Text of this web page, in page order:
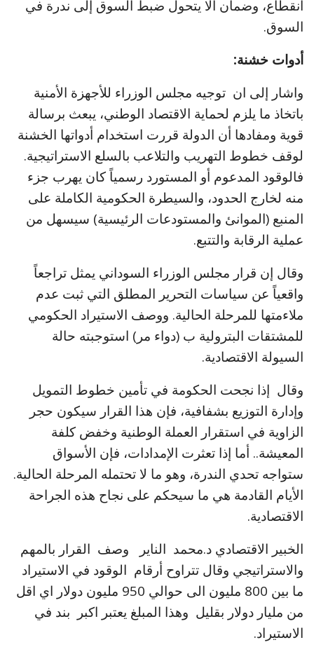
انقطاع، وضمان ألا يتحول ضبط السوق إلى ندرة في
السوق.
أدوات خشنة:
واشار إلى ان توجيه مجلس الوزراء للأجهزة الأمنية
باتخاذ ما يلزم لحماية الاقتصاد الوطني، يبعث برسالة
قوية ومفادها أن الدولة قررت استخدام أدواتها الخشنة
لوقف خطوط التهريب والتلاعب بالسلع الاستراتيجية.
فالوقود المدعوم أو المستورد رسمياً كان يهرب جزء
منه لخارج الحدود، والسيطرة الحكومية الكاملة على
المنبع (الموانئ والمستودعات الرئيسية) سيسهل من
عملية الرقابة والتتبع.
وقال إن قرار مجلس الوزراء السوداني يمثل تراجعاً
واقعياً عن سياسات التحرير المطلق التي ثبت عدم
ملاءمتها للمرحلة الحالية. ووصف الاستيراد الحكومي
للمشتقات البترولية ب (دواء مر) استوجبته حالة
السيولة الاقتصادية.
وقال إذا نجحت الحكومة في تأمين خطوط التمويل
وإدارة التوزيع بشفافية، فإن هذا القرار سيكون حجر
الزاوية في استقرار العملة الوطنية وخفض كلفة
المعيشة.. أما إذا تعثرت الإمدادات، فإن الأسواق
ستواجه تحدي الندرة، وهو ما لا تحتمله المرحلة الحالية.
الأيام القادمة هي ما سيحكم على نجاح هذه الجراحة
الاقتصادية.
الخبير الاقتصادي د.محمد الناير وصف القرار بالمهم
والاستراتيجي وقال تتراوح أرقام الوقود في الاستيراد
ما بين 800 مليون الى حوالي 950 مليون دولار اي اقل
من مليار دولار بقليل وهذا المبلغ يعتبر اكبر بند في
الاستيراد.